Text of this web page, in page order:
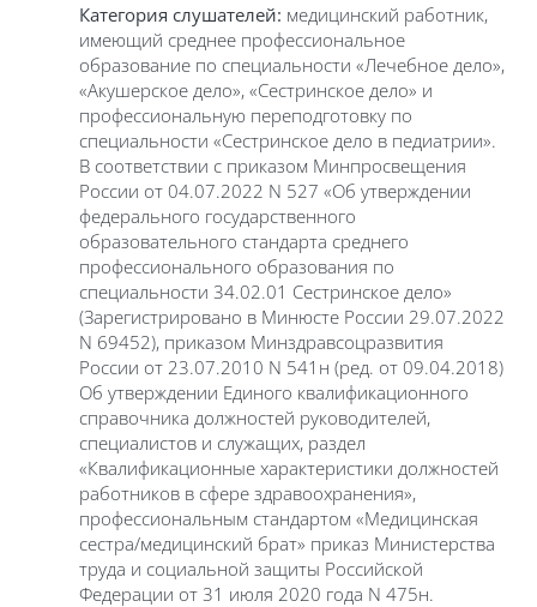
Категория слушателей: медицинский работник,
имеющий среднее профессиональное
образование по специальности «Лечебное дело»,
«Акушерское дело», «Сестринское дело» и
профессиональную переподготовку по
специальности «Сестринское дело в педиатрии».
В соответствии с приказом Минпросвещения
России от 04.07.2022 N 527 «Об утверждении
федерального государственного
образовательного стандарта среднего
профессионального образования по
специальности 34.02.01 Сестринское дело»
(Зарегистрировано в Минюсте России 29.07.2022
N 69452), приказом Минздравсоцразвития
России от 23.07.2010 N 541н (ред. от 09.04.2018)
Об утверждении Единого квалификационного
справочника должностей руководителей,
специалистов и служащих, раздел
«Квалификационные характеристики должностей
работников в сфере здравоохранения»,
профессиональным стандартом «Медицинская
сестра/медицинский брат» приказ Министерства
труда и социальной защиты Российской
Федерации от 31 июля 2020 года N 475н.